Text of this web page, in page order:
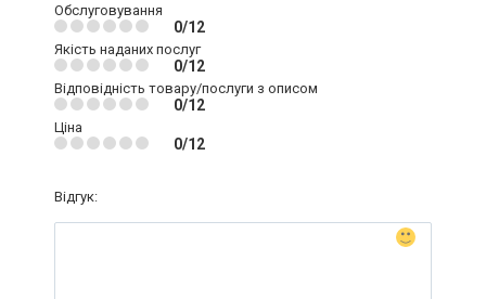
Обслуговування
0/12
Якість наданих послуг
0/12
Відповідність товару/послуги з описом
0/12
Ціна
0/12
Відгук: